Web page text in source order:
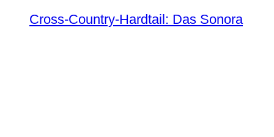
Cross-Country-Hardtail: Das Sonora